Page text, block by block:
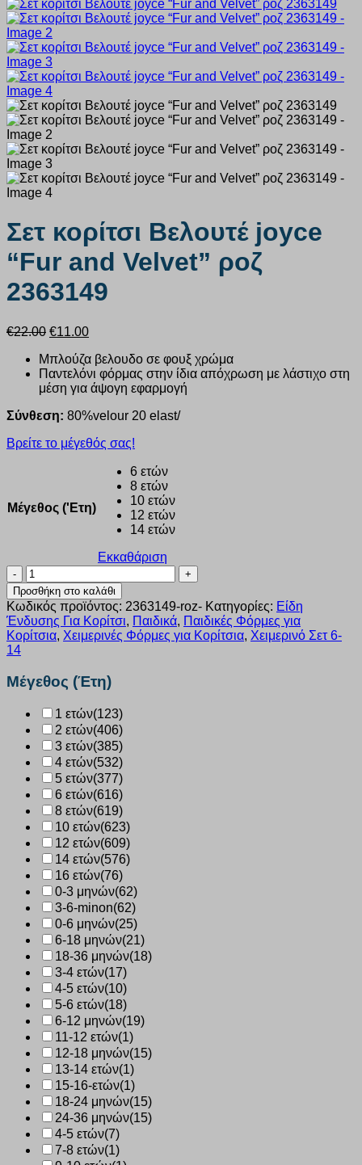
Σετ κορίτσι Βελουτέ joyce
“Fur and Velvet” ροζ
2363149
€22.00 Original
was:
€22.00.
€11.00Η
τιμή
είναι:
€11.00.
Μπλούζα βελουδο σε φουξ χρώμα
Παντελόνι φόρμας στην ίδια απόχρωση με λάστιχο στη
μέση για άψογη εφαρμογή
Σύνθεση: 80%velour 20 elast/
Βρείτε το μέγεθός σας!
Μέγεθος ('Ετη)
6 ετών
8 ετών
10 ετών
12 ετών
14 ετών
Εκκαθάριση
Σετ
κορίτσι
Βελουτέ
joyce
“Fur
and
ροζ
2363149
Προσθήκη στο καλάθι
Κωδικός προϊόντος: 2363149-roz- Κατηγορίες: Είδη
Ένδυσης Για Κορίτσι, Παιδικά, Παιδικές Φόρμες για
Κορίτσια, Χειμερινές Φόρμες για Κορίτσια, Χειμερινό Σετ 6-
14
Μέγεθος (Έτη)
1 ετών(123)
2 ετών(406)
3 ετών(385)
4 ετών(532)
5 ετών(377)
6 ετών(616)
8 ετών(619)
10 ετών(623)
12 ετών(609)
14 ετών(576)
16 ετών(76)
0-3 μηνών(62)
3-6-minon(62)
0-6 μηνών(25)
6-18 μηνών(21)
18-36 μηνών(18)
3-4 ετών(17)
4-5 ετών(10)
5-6 ετών(18)
6-12 μηνών(19)
11-12 ετών(1)
12-18 μηνών(15)
13-14 ετών(1)
15-16-ετών(1)
18-24 μηνών(15)
24-36 μηνών(15)
4-5 ετών(7)
7-8 ετών(1)